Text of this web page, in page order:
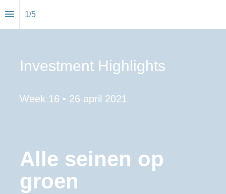
1/5
Investment Highlights
Week 16 • 26 april 2021
Alle seinen op
groen